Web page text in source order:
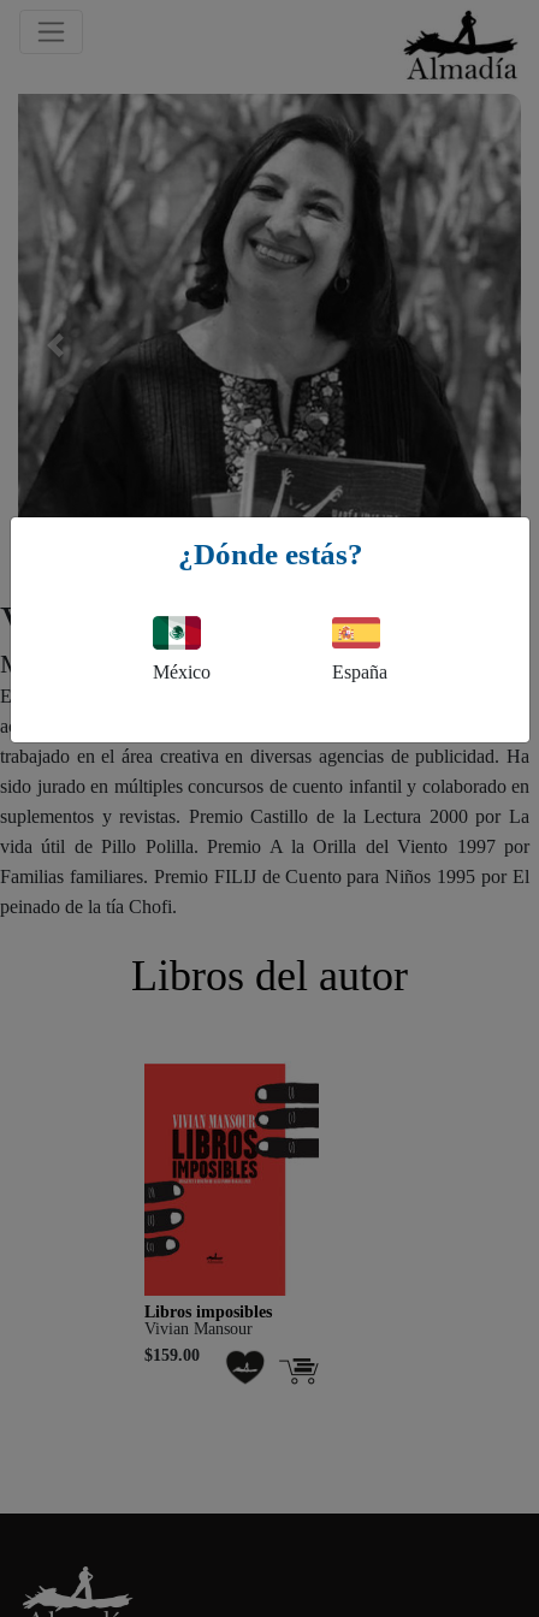
Previous
Vivian Mansour
MÉXICO
Estudió Ciencias de la Comunicación en la UIA. Desarrolló
actividades en distintos medios como radio, televisión y revistas. Ha
trabajado en el área creativa en diversas agencias de publicidad. Ha
sido jurado en múltiples concursos de cuento infantil y colaborado en
suplementos y revistas. Premio Castillo de la Lectura 2000 por La
vida útil de Pillo Polilla. Premio A la Orilla del Viento 1997 por
Familias familiares. Premio FILIJ de Cuento para Niños 1995 por El
peinado de la tía Chofi.
Libros del autor
Libros imposibles
Vivian Mansour
$159.00
¿Dónde estás?
México España